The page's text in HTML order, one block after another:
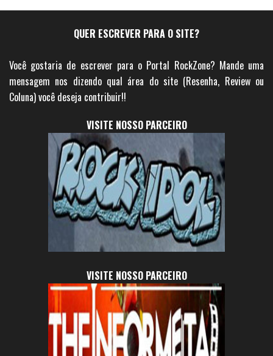
QUER ESCREVER PARA O SITE?
Você gostaria de escrever para o Portal RockZone? Mande uma
mensagem nos dizendo qual área do site (Resenha, Review ou
Coluna) você deseja contribuir!!
VISITE NOSSO PARCEIRO
VISITE NOSSO PARCEIRO